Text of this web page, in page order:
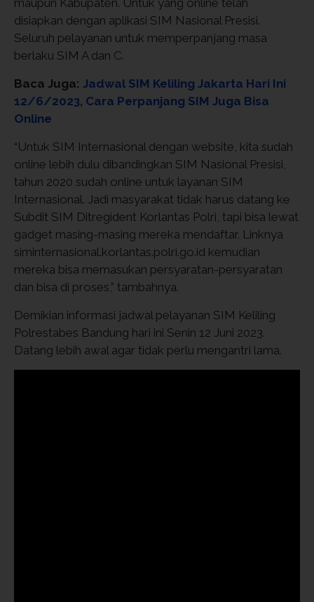
disiapkan dengan aplikasi SIM Nasional Presisi.
Seluruh pelayanan untuk memperpanjang masa
berlaku SIM A dan C.
Baca Juga: Jadwal SIM Keliling Jakarta Hari Ini
12/6/2023, Cara Perpanjang SIM Juga Bisa
Online
“Untuk SIM Internasional dengan website, kita sudah
online lebih dulu dibandingkan SIM Nasional Presisi,
tahun 2020 sudah online untuk layanan SIM
Internasional. Jadi masyarakat tidak harus datang ke
Subdit SIM Ditregident Korlantas Polri, tapi bisa lewat
gadget masing-masing mereka mendaftar. Linknya
siminternasional.korlantas.polri.go.id kemudian
mereka bisa memasukan persyaratan-persyaratan
dan bisa di proses,” tambahnya.
Demikian informasi jadwal pelayanan SIM Keliling
Polrestabes Bandung hari ini Senin 12 Juni 2023.
Datang lebih awal agar tidak perlu mengantri lama.